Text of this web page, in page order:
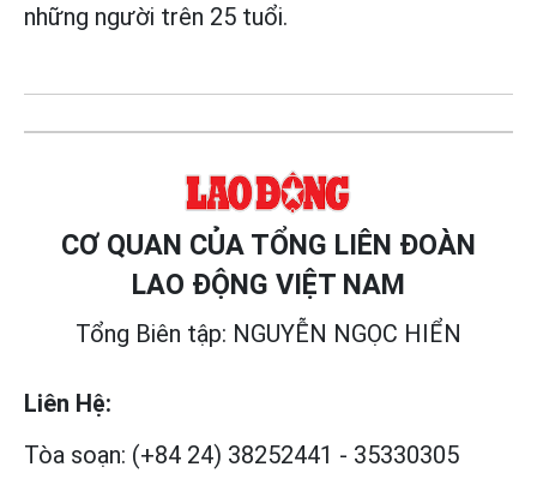
những người trên 25 tuổi.
CƠ QUAN CỦA TỔNG LIÊN ĐOÀN
LAO ĐỘNG VIỆT NAM
Tổng Biên tập: NGUYỄN NGỌC HIỂN
Liên Hệ:
Tòa soạn: (+84 24) 38252441 - 35330305